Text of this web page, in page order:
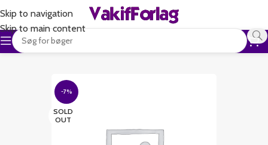
Skip to navigation
Skip to main content
-7%
SOLD
OUT